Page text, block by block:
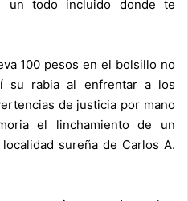
un todo incluido donde te
100 pesos en el bolsillo no
su rabia al enfrentar a los
de justicia por mano
el linchamiento de un
sureña de Carlos A.